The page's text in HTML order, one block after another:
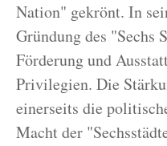
Nation" gekrönt. In
Gründung des "Sechs
Förderung und
Privilegien. Die
einerseits die
Macht der